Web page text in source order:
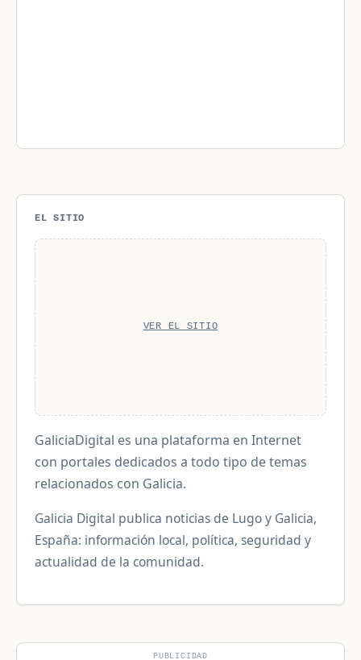
EL SITIO
VER EL SITIO
GaliciaDigital es una plataforma en Internet
con portales dedicados a todo tipo de temas
relacionados con Galicia.
Galicia Digital publica noticias de Lugo y Galicia,
España: información local, política, seguridad y
actualidad de la comunidad.
PUBLICIDAD